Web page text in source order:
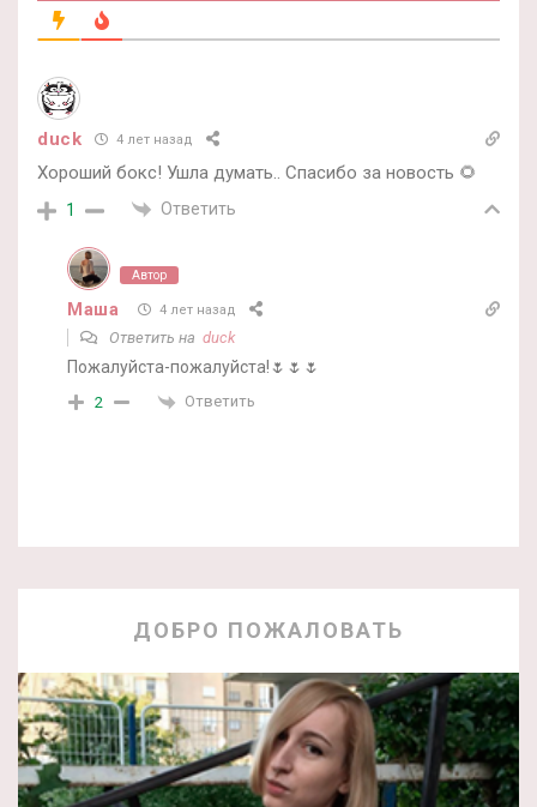
duck 4 лет назад
Хороший бокс! Ушла думать.. Спасибо за новость 🌻
1 Ответить
Автор
Маша 4 лет назад
Ответить на duck
Пожалуйста-пожалуйста!🌷🌷🌷
2 Ответить
ДОБРО ПОЖАЛОВАТЬ